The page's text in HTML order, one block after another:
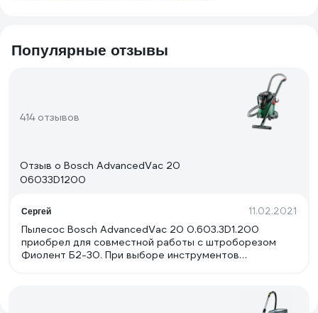
Популярные отзывы
414 отзывов
Отзыв о Bosch AdvancedVac 20
06033D1200
Сергей 11.02.2021
Пылесос Bosch AdvancedVac 20 0.603.3D1.200
приобрел для совместной работы с штроборезом
Фиолент Б2-30. При выборе инструментов
пользователей. У штробореза изменил направление